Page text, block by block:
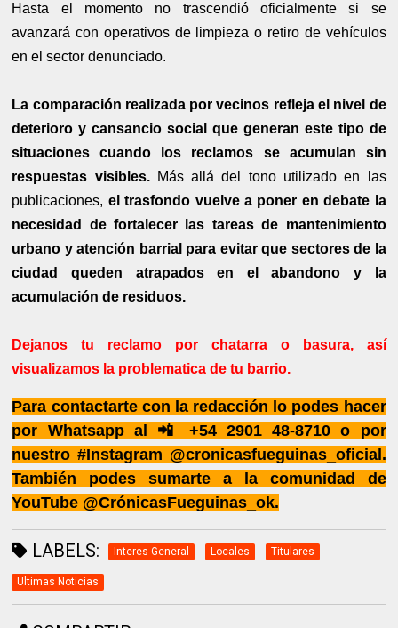
Hasta el momento no trascendió oficialmente si se
avanzará con operativos de limpieza o retiro de vehículos
en el sector denunciado.
La comparación realizada por vecinos refleja el nivel de
deterioro y cansancio social que generan este tipo de
situaciones cuando los reclamos se acumulan sin
respuestas visibles.Más allá del tono utilizado en las
publicaciones, el trasfondo vuelve a poner en debate la
necesidad de fortalecer las tareas de mantenimiento
urbano y atención barrial para evitar que sectores de la
ciudad queden atrapados en el abandono y la
acumulación de residuos.
Dejanos tu reclamo por chatarra o basura, así
visualizamos la problematica de tu barrio.
Para contactarte con la redacción lo podes hacer
por Whatsapp al 📲 +54 2901 48-8710 o por
nuestro #Instagram @cronicasfueguinas_oficial.
También podes sumarte a la comunidad de
YouTube @CrónicasFueguinas_ok.
LABELS: Interes General Locales Titulares
Ultimas Noticias